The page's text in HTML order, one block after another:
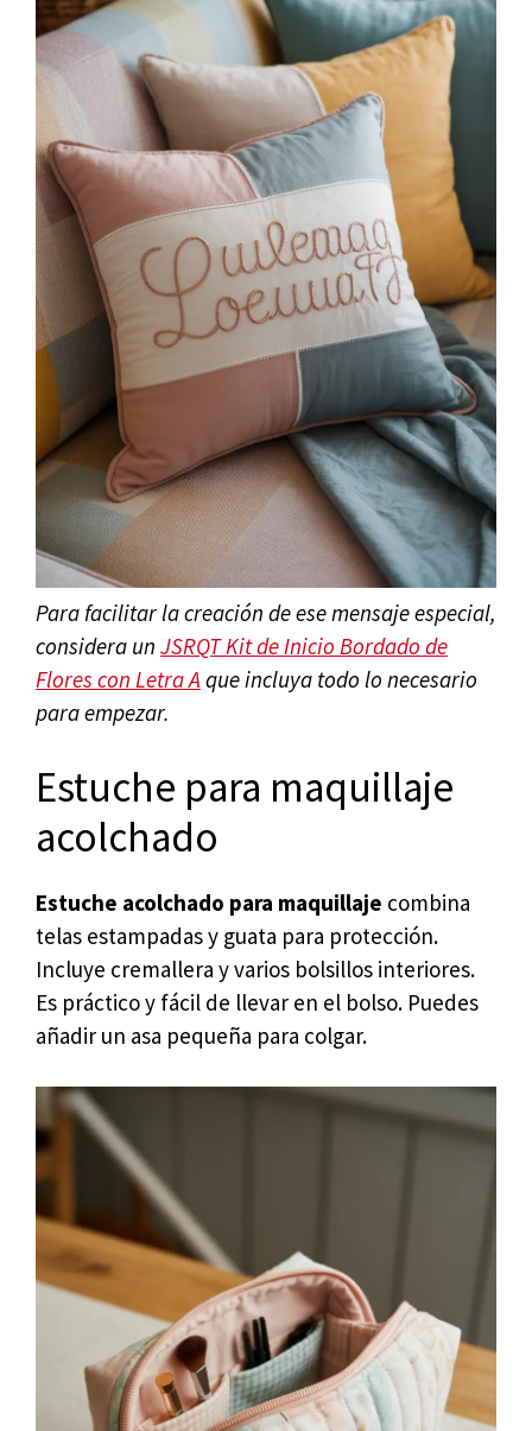
Para facilitar la creación de ese mensaje especial,
considera un JSRQT Kit de Inicio Bordado de
Flores con Letra A que incluya todo lo necesario
para empezar.
Estuche para maquillaje
acolchado
Estuche acolchado para maquillaje combina
telas estampadas y guata para protección.
Incluye cremallera y varios bolsillos interiores.
Es práctico y fácil de llevar en el bolso. Puedes
añadir un asa pequeña para colgar.